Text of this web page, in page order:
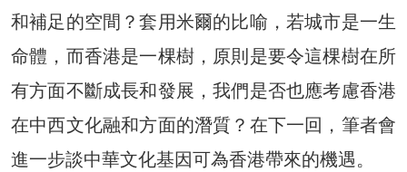
和補足的空間？套用米爾的比喻，若城市是一生
命體，而香港是一棵樹，原則是要令這棵樹在所
有方面不斷成長和發展，我們是否也應考慮香港
在中西文化融和方面的潛質？在下一回，筆者會
進一步談中華文化基因可為香港帶來的機遇。